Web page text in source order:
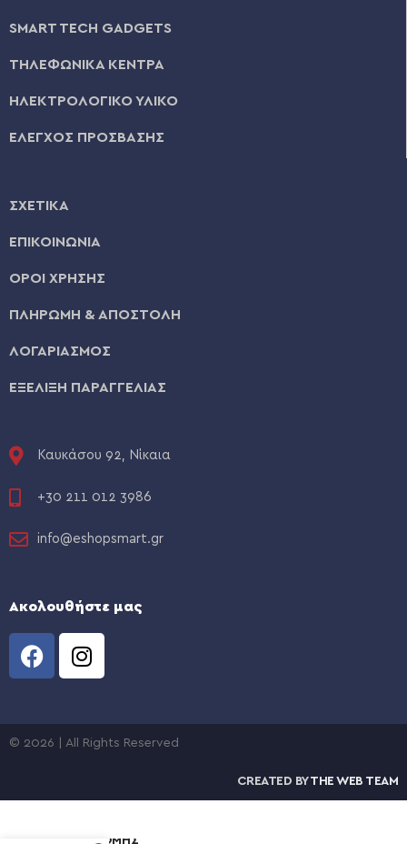
SMART TECH GADGETS
ΤΗΛΕΦΩΝΙΚΑ ΚΕΝΤΡΑ
ΗΛΕΚΤΡΟΛΟΓΙΚΟ ΥΛΙΚΟ
ΕΛΕΓΧΟΣ ΠΡΟΣΒΑΣΗΣ
ΣΧΕΤΙΚΑ
ΕΠΙΚΟΙΝΩΝΙΑ
ΟΡΟΙ ΧΡΗΣΗΣ
ΠΛΗΡΩΜΗ & ΑΠΟΣΤΟΛΗ
ΛΟΓΑΡΙΑΣΜΟΣ
ΕΞΕΛΙΞΗ ΠΑΡΑΓΓΕΛΙΑΣ
Καυκάσου 92, Νίκαια
+30 211 012 3986
info@eshopsmart.gr
Ακολουθήστε μας
© 2026 | All Rights Reserved
CREATED BYTHE WEB TEAM
ΔΙΑΝΟΜΗΣ